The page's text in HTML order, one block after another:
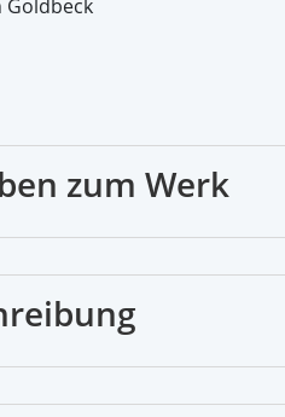
Goldbeck
zum Werk